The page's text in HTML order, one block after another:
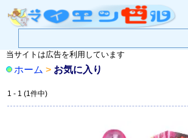
当サイトは広告を利用しています
ホーム > お気に入り
1 - 1 (1件中)